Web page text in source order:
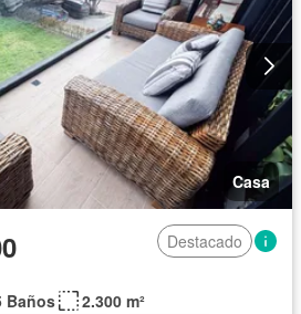
Casa
Destacado
Baños
2.300 m²